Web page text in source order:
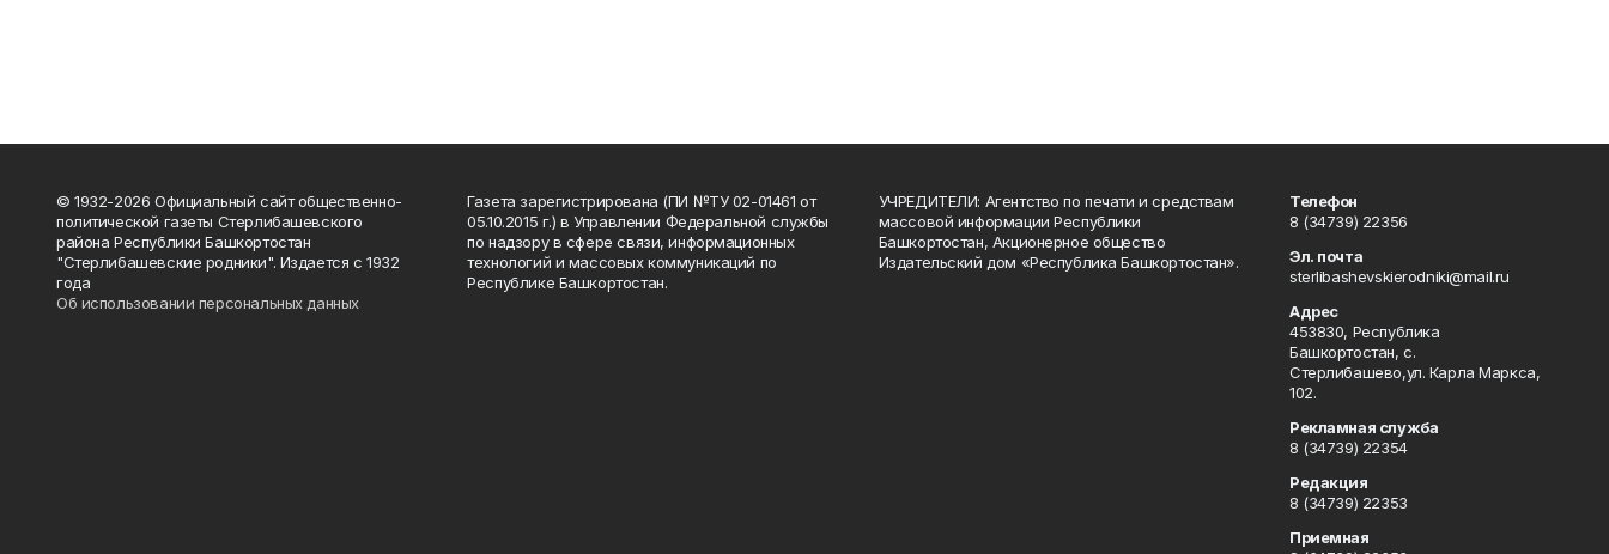
© 1932-2026 Официальный сайт общественно-
политической газеты Стерлибашевского
района Республики Башкортостан
"Стерлибашевские родники". Издается с 1932
года
Об использовании персональных данных
Газета зарегистрирована (ПИ №ТУ 02-01461 от
05.10.2015 г.) в Управлении Федеральной службы
по надзору в сфере связи, информационных
технологий и массовых коммуникаций по
Республике Башкортостан.
УЧРЕДИТЕЛИ: Агентство по печати и средствам
массовой информации Республики
Башкортостан, Акционерное общество
Издательский дом «Республика Башкортостан».
Телефон
8 (34739) 22356
Эл. почта
sterlibashevskierodniki@mail.ru
Адрес
453830, Республика
Башкортостан, c.
Стерлибашево,ул. Карла Маркса,
102.
Рекламная служба
8 (34739) 22354
Редакция
8 (34739) 22353
Приемная